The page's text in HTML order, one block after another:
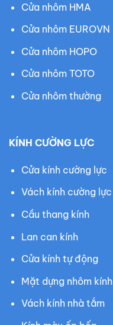
Cửa nhôm HMA
Cửa nhôm EUROVN
Cửa nhôm HOPO
Cửa nhôm TOTO
Cửa nhôm thường
KÍNH CƯỜNG LỰC
Cửa kính cường lực
Vách kính cường lực
Cầu thang kính
Lan can kính
Cửa kính tự động
Mặt dựng nhôm kính
Vách kính nhà tắm